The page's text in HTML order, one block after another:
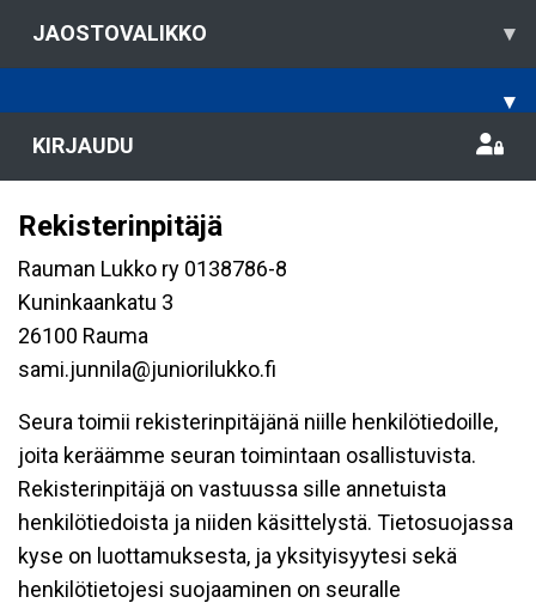
JAOSTOVALIKKO ▾
▾
KIRJAUDU
Rekisterinpitäjä
Rauman Lukko ry 0138786-8
Kuninkaankatu 3
26100 Rauma
sami.junnila@juniorilukko.fi
Seura toimii rekisterinpitäjänä niille henkilötiedoille,
joita keräämme seuran toimintaan osallistuvista.
Rekisterinpitäjä on vastuussa sille annetuista
henkilötiedoista ja niiden käsittelystä. Tietosuojassa
kyse on luottamuksesta, ja yksityisyytesi sekä
henkilötietojesi suojaaminen on seuralle